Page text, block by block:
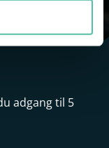
adgang til 5